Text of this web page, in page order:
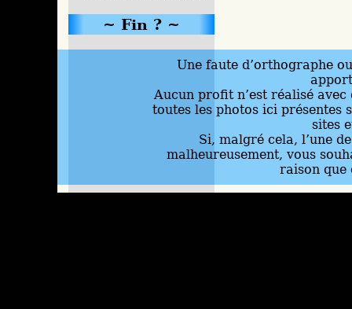
Fin ?
Une faute d’orthographe
Aucun profit n’est réalisé
toutes les photos ici présentes
sites
Si, malgré cela, l’une
malheureusement, vous
raison que